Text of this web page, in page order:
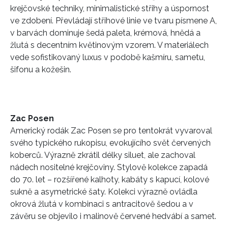
krejčovské techniky, minimalistické střihy a úspornost
ve zdobení. Převládají střihové linie ve tvaru písmene A,
v barvách dominuje šedá paleta, krémová, hnědá a
žlutá s decentním květinovým vzorem. V materiálech
vede sofistikovaný luxus v podobě kašmíru, sametu,
šifonu a kožešin.
Zac Posen
Americký rodák Zac Posen se pro tentokrát vyvaroval
svého typického rukopisu, evokujícího svět červených
koberců. Výrazně zkrátil délky siluet, ale zachoval
nádech nositelné krejčoviny. Stylově kolekce zapadá
do 70. let – rozšířené kalhoty, kabáty s kapucí, kolové
sukně a asymetrické šaty. Kolekci výrazně ovládla
okrová žlutá v kombinaci s antracitově šedou a v
závěru se objevilo i malinově červené hedvábí a samet.